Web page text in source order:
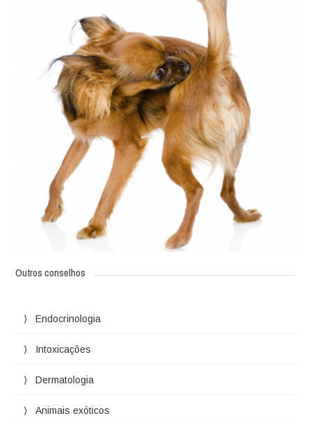
Outros conselhos
Endocrinologia
Intoxicações
Dermatologia
Animais exóticos